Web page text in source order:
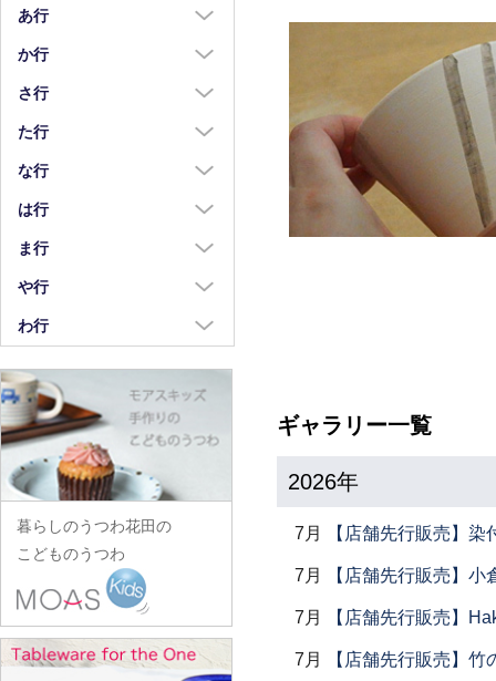
ギャラリー一覧
2026年
7月 【店舗先行販売】染
7月 【店舗先行販売】
7月 【店舗先行販売】
7月 【店舗先行販売】竹
汁椀・土鍋・折敷
小物・カトラリー
あ行
浅野奈生
苧野直樹
安達和治
荒川真吾
荒賀文成
有馬和博
iiDA Woodturning
伊賀焼土楽
池島直人
池島仁美
生島賢
生島明水
池田大介
石川漆宝堂
石田誠
か行
蠣崎マコト
葛西国太郎
葛西義信
河上智美
川合孝知
川辺忠
川村宏樹
幹山繁太
季更器窯
岸野寛
北野敏一（犀ノ音窯）
日下華子
葛和万紀
さ行
坂本達哉
佐川岳彦
佐々木暢子
重田良古
島田まるみ
志村睦彦
城進
菅原博之
杉本太郎
鈴木重孝
鈴木潤吾
た行
高島慎一
高木剛
瀧田操
田中あい
田中佐和子
谷口嘉
谷永太郎
玉山保男
田沼英里
崔在皓
な行
中荒江道子
中尾万作
中川紀夫
中町いずみ
中村一也
中村幸一郎
d.Tam 中村孝子/桃子
中村智美
中村真紀
中山孝志
名古路英介
西納三枝
は行
橋村大作
長谷川由香
畑中篤
花岡隆
花田オリジナル
羽生直記
林京子
林拓児
原口潔
原田七重
原田譲
原光弘
日高伸治
ま行
前田麻美
正木春蔵
松浦コータロー
松浦ナオコ
松葉勇輝
松本郁美
松本優樹
松本良夫
三浦侑子
水垣千悦
水野克俊
や行
八木橋昇
山口硝子
山口利枝
山崎葉
山田洋次
山田隆太郎
山中恵介
山本哲也
山本恭代
山本亮平
わ行
ワダコーヘー
渡辺信史
渡邊心平
暮らしのうつわ花田の
こどものうつわ